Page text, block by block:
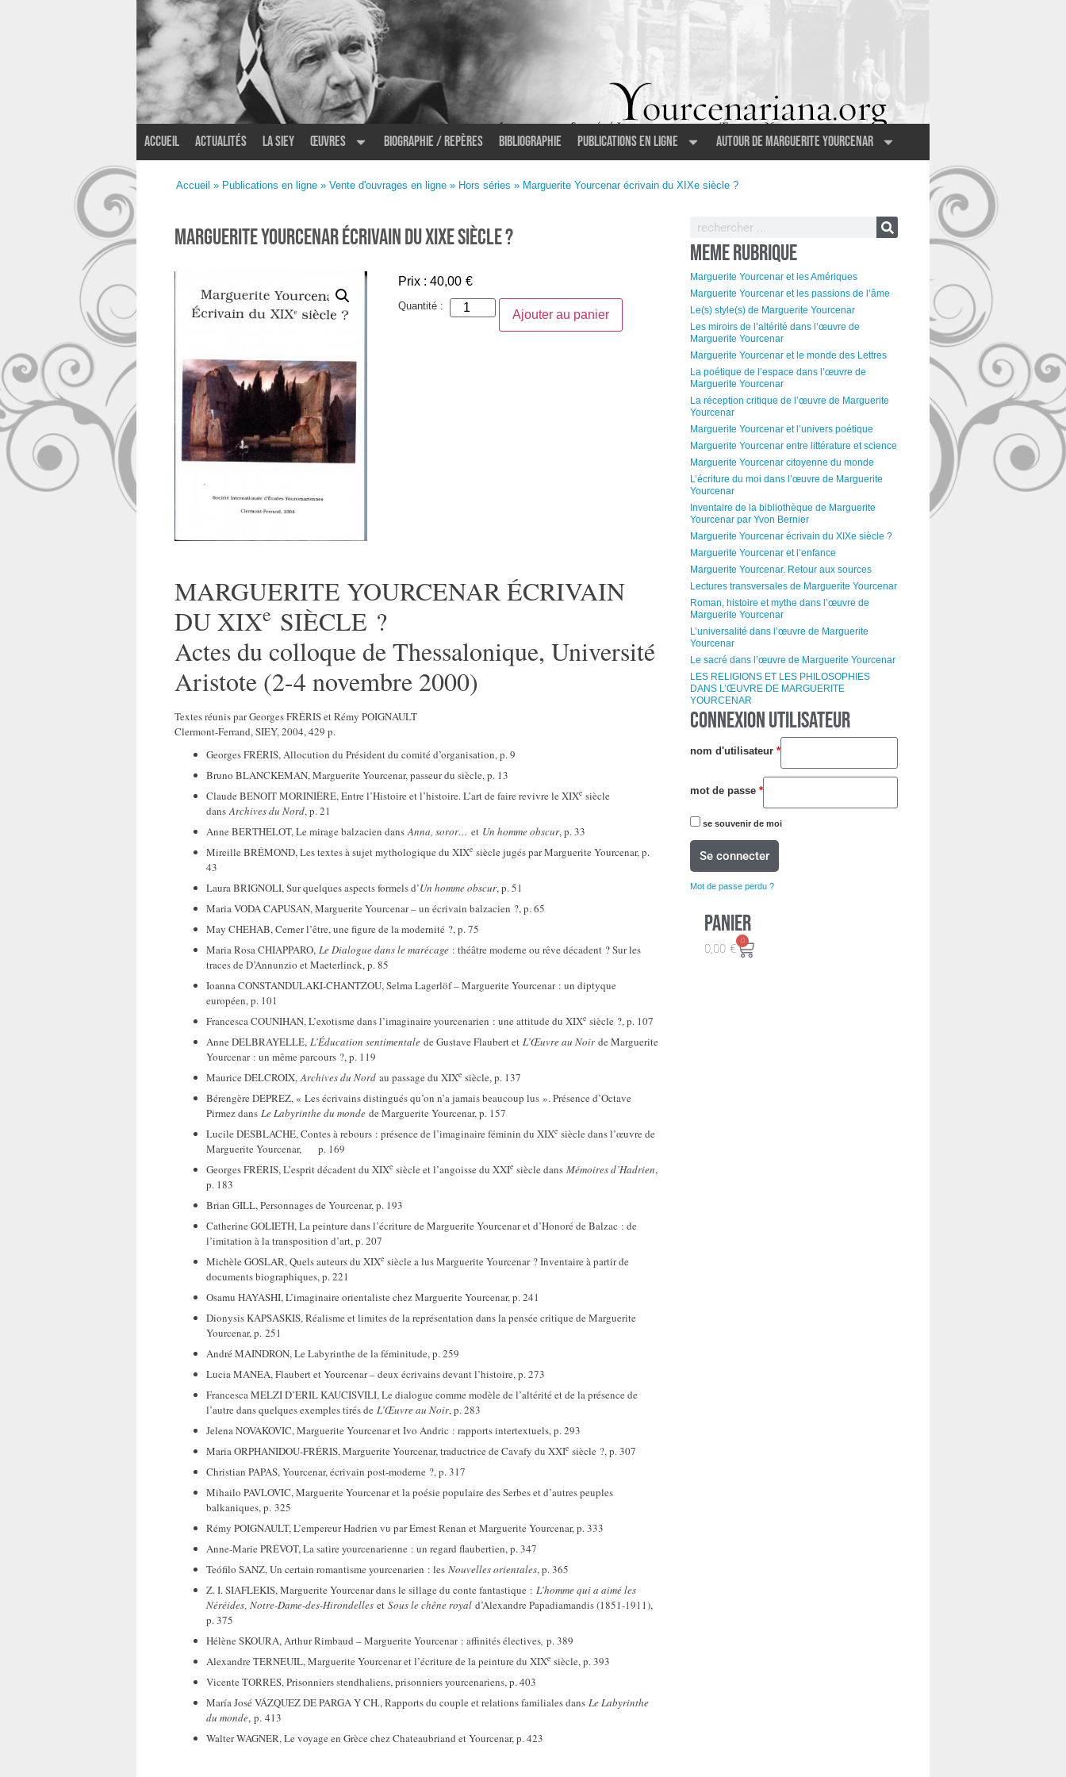
Accueil Actualités La SIEY Œuvres Biographie / Repères Bibliographie Publications en ligne Autour de Marguerite Yourcenar
Accueil/Hors séries/ Marguerite Yourcenar écrivain du XIXe siècle ?
Accueil » Publications en ligne » Vente d'ouvrages en ligne » Hors séries » Marguerite Yourcenar écrivain du XIXe siècle ?
Marguerite Yourcenar écrivain du XIXe siècle ?
Prix : 40,00 €
Quantité :
Ajouter au panier
MARGUERITE YOURCENAR ÉCRIVAIN
DU XIXe SIÈCLE ?
Actes du colloque de Thessalonique, Université
Aristote (2-4 novembre 2000)
Textes réunis par Georges FRÉRIS et Rémy POIGNAULT
Clermont-Ferrand, SIEY, 2004, 429 p.
Georges FRÉRIS, Allocution du Président du comité d’organisation, p. 9
Bruno BLANCKEMAN, Marguerite Yourcenar, passeur du siècle, p. 13
Claude BENOIT MORINIÈRE, Entre l’Histoire et l’histoire. L’art de faire revivre le XIXe siècle
dansArchives du Nord, p. 21
Anne BERTHELOT, Le mirage balzacien dansAnna, soror… et Un homme obscur, p. 33
Mireille BRÉMOND, Les textes à sujet mythologique du XIXe siècle jugés par Marguerite Yourcenar, p.
43
Laura BRIGNOLI, Sur quelques aspects formels d’Un homme obscur, p. 51
Maria VODA CAPUSAN, Marguerite Yourcenar – un écrivain balzacien ?, p. 65
May CHEHAB, Cerner l’être, une figure de la modernité ?, p. 75
Maria Rosa CHIAPPARO, Le Dialogue dans le marécage : théâtre moderne ou rêve décadent ? Sur les
traces de D’Annunzio et Maeterlinck, p. 85
Ioanna CONSTANDULAKI-CHANTZOU, Selma Lagerlöf – Marguerite Yourcenar : un diptyque
européen, p. 101
Francesca COUNIHAN, L’exotisme dans l’imaginaire yourcenarien : une attitude du XIXe siècle ?, p. 107
Anne DELBRAYELLE, L’Éducation sentimentale de Gustave Flaubert et L’Œuvre au Noirde Marguerite
Yourcenar : un même parcours ?, p. 119
Maurice DELCROIX,Archives du Nord au passage du XIXe siècle, p. 137
Bérengère DEPREZ, « Les écrivains distingués qu’on n’a jamais beaucoup lus ». Présence d’Octave
Pirmez dans Le Labyrinthe du monde de Marguerite Yourcenar, p. 157
Lucile DESBLACHE, Contes à rebours : présence de l’imaginaire féminin du XIXe siècle dans l’œuvre de
Marguerite Yourcenar, p. 169
Georges FRÉRIS, L’esprit décadent du XIXe siècle et l’angoisse du XXIe siècle dans Mémoires d’Hadrien,
p. 183
Brian GILL, Personnages de Yourcenar, p. 193
Catherine GOLIETH, La peinture dans l’écriture de Marguerite Yourcenar et d’Honoré de Balzac : de
l’imitation à la transposition d’art, p. 207
Michèle GOSLAR, Quels auteurs du XIXe siècle a lus Marguerite Yourcenar ? Inventaire à partir de
documents biographiques, p. 221
Osamu HAYASHI, L’imaginaire orientaliste chez Marguerite Yourcenar, p. 241
Dionysis KAPSASKIS, Réalisme et limites de la représentation dans la pensée critique de Marguerite
Yourcenar, p. 251
André MAINDRON, Le Labyrinthe de la féminitude, p. 259
Lucia MANEA, Flaubert et Yourcenar – deux écrivains devant l’histoire, p. 273
Francesca MELZI D’ERIL KAUCISVILI, Le dialogue comme modèle de l’altérité et de la présence de
l’autre dans quelques exemples tirés de L’Œuvre au Noir, p. 283
Jelena NOVAKOVIC, Marguerite Yourcenar et Ivo Andric : rapports intertextuels, p. 293
Maria ORPHANIDOU-FRÉRIS, Marguerite Yourcenar, traductrice de Cavafy du XXIe siècle ?, p. 307
Christian PAPAS, Yourcenar, écrivain post-moderne ?, p. 317
Mihailo PAVLOVIC, Marguerite Yourcenar et la poésie populaire des Serbes et d’autres peuples
balkaniques, p. 325
Rémy POIGNAULT, L’empereur Hadrien vu par Ernest Renan et Marguerite Yourcenar, p. 333
Anne-Marie PRÉVOT, La satire yourcenarienne : un regard flaubertien, p. 347
Teófilo SANZ, Un certain romantisme yourcenarien : les Nouvelles orientales, p. 365
Z. I. SIAFLEKIS, Marguerite Yourcenar dans le sillage du conte fantastique : L’homme qui a aimé les
Néréides, Notre-Dame-des-Hirondelles et Sous le chêne royal d’Alexandre Papadiamandis (1851-1911),
p. 375
Hélène SKOURA, Arthur Rimbaud – Marguerite Yourcenar : affinités électives, p. 389
Alexandre TERNEUIL, Marguerite Yourcenar et l’écriture de la peinture du XIXe siècle, p. 393
Vicente TORRES, Prisonniers stendhaliens, prisonniers yourcenariens, p. 403
María José VÁZQUEZ DE PARGA Y CH., Rapports du couple et relations familiales dans Le Labyrinthe
du monde, p. 413
Walter WAGNER, Le voyage en Grèce chez Chateaubriand et Yourcenar, p. 423
MEME RUBRIQUE
Marguerite Yourcenar et les Amériques
Marguerite Yourcenar et les passions de l’âme
Le(s) style(s) de Marguerite Yourcenar
Les miroirs de l’altérité dans l’œuvre de
Marguerite Yourcenar
Marguerite Yourcenar et le monde des Lettres
La poétique de l’espace dans l’œuvre de
Marguerite Yourcenar
La réception critique de l’œuvre de Marguerite
Yourcenar
Marguerite Yourcenar et l’univers poétique
Marguerite Yourcenar entre littérature et science
Marguerite Yourcenar citoyenne du monde
L’écriture du moi dans l’œuvre de Marguerite
Yourcenar
Inventaire de la bibliothèque de Marguerite
Yourcenar par Yvon Bernier
Marguerite Yourcenar écrivain du XIXe siècle ?
Marguerite Yourcenar et l’enfance
Marguerite Yourcenar. Retour aux sources
Lectures transversales de Marguerite Yourcenar
Roman, histoire et mythe dans l’œuvre de
Marguerite Yourcenar
L’universalité dans l’œuvre de Marguerite
Yourcenar
Le sacré dans l’œuvre de Marguerite Yourcenar
LES RELIGIONS ET LES PHILOSOPHIES
DANS L’ŒUVRE DE MARGUERITE
YOURCENAR
CONNEXION UTILISATEUR
nom d'utilisateur *
mot de passe *
se souvenir de moi
Se connecter
Mot de passe perdu ?
Panier
0,00 €
0